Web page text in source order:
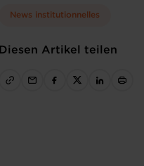
News institutionnelles
Diesen Artikel teilen